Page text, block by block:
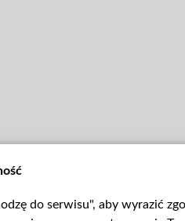
do serwisu", aby wyrazić